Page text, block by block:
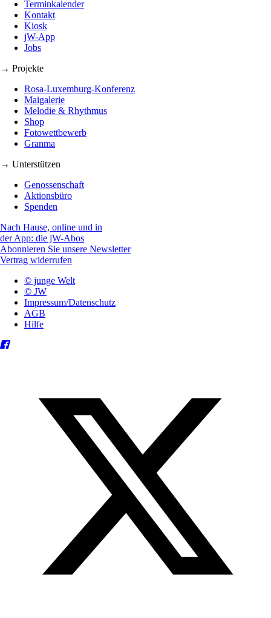
Terminkalender
Kontakt
Kiosk
jW-App
Jobs
→ Projekte
Rosa-Luxemburg-Konferenz
Maigalerie
Melodie & Rhythmus
Shop
Fotowettbewerb
Granma
→ Unterstützen
Genossenschaft
Aktionsbüro
Spenden
Nach Hause, online und in
der App: die jW-Abos
Abonnieren Sie unsere Newsletter
Vertrag widerrufen
© junge Welt
© JW
Impressum/Datenschutz
AGB
Hilfe